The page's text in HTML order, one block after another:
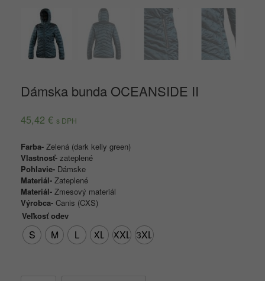
Dámska bunda OCEANSIDE II
45,42 € s DPH
Farba- Zelená (dark kelly green)
Vlastnosť- zateplené
Pohlavie- Dámske
Materiál- Zateplené
Materiál- Zmesový materiál
Výrobca- Canis (CXS)
Veľkosť odev
S M L XL XXL 3XL